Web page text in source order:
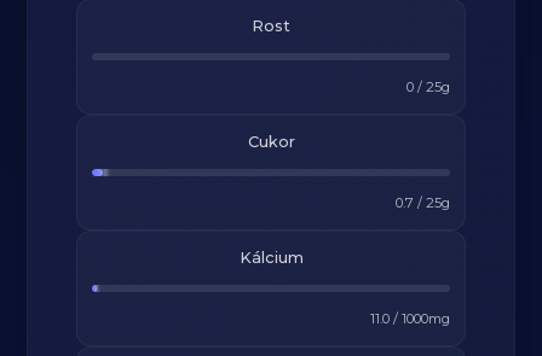
Rost
0/ 25g
Cukor
0.7 / 25g
Kálcium
11.0/ 1000mg